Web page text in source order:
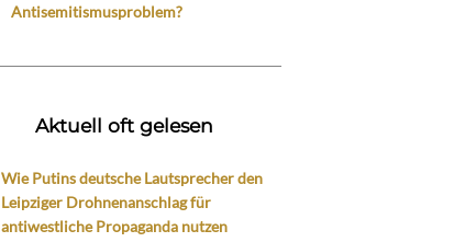
Antisemitismusproblem?
Aktuell oft gelesen
Wie Putins deutsche Lautsprecher den
Leipziger Drohnenanschlag für
antiwestliche Propaganda nutzen